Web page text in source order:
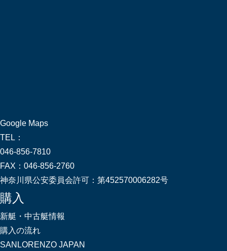
Google Maps
TEL：
046-856-7810
FAX： 046-856-2760
神奈川県公安委員会許可： 第452570006282号
購入
新艇・中古艇情報
購入の流れ
SANLORENZO JAPAN